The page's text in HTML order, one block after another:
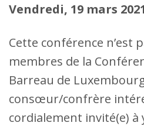
Vendredi, 19 mars
Cette conférence n’est
membres de la
Barreau de
consœur/confrère
cordialement invité(e) à